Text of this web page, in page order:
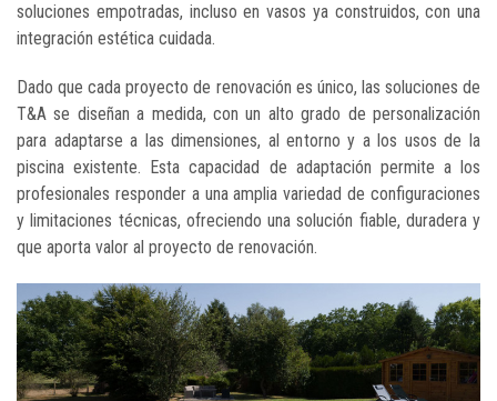
soluciones empotradas, incluso en vasos ya construidos, con una
integración estética cuidada.
Dado que cada proyecto de renovación es único, las soluciones de
T&A se diseñan a medida, con un alto grado de personalización
para adaptarse a las dimensiones, al entorno y a los usos de la
piscina existente. Esta capacidad de adaptación permite a los
profesionales responder a una amplia variedad de configuraciones
y limitaciones técnicas, ofreciendo una solución fiable, duradera y
que aporta valor al proyecto de renovación.